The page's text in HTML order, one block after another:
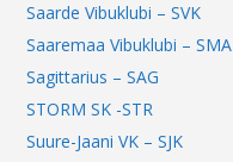
Saarde Vibuklubi – SVK
Saaremaa Vibuklubi – SMA
Sagittarius – SAG
STORM SK -STR
Suure-Jaani VK – SJK